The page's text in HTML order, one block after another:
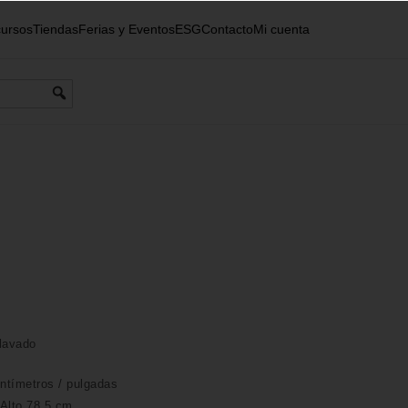
TiendasFerias y EventosESGContactoMi cuenta
/ pulgadas